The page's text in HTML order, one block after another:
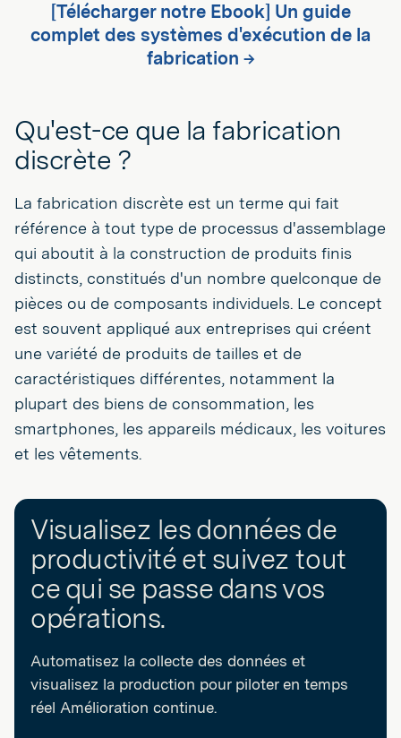
[Télécharger notre Ebook] Un guide
complet des systèmes d'exécution de la
fabrication →
Qu'est-ce que la fabrication
discrète ?
La fabrication discrète est un terme qui fait
référence à tout type de processus d'assemblage
qui aboutit à la construction de produits finis
distincts, constitués d'un nombre quelconque de
pièces ou de composants individuels. Le concept
est souvent appliqué aux entreprises qui créent
une variété de produits de tailles et de
caractéristiques différentes, notamment la
plupart des biens de consommation, les
smartphones, les appareils médicaux, les voitures
et les vêtements.
Visualisez les données de
productivité et suivez tout
ce qui se passe dans vos
opérations.
Automatisez la collecte des données et
visualisez la production pour piloter en temps
réel Amélioration continue.